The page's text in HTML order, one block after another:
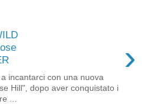
›
incantarci con una nuova
Hill", dopo aver conquistato i
...